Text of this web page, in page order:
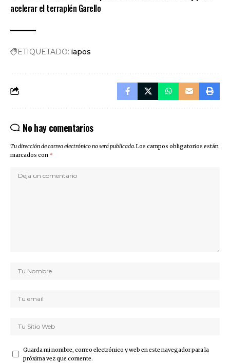
acelerar el terraplén Garello
ETIQUETADO: iapos
No hay comentarios
Tu dirección de correo electrónico no será publicada.Los campos obligatorios están
marcados con *
Guarda mi nombre, correo electrónico y web en este navegador para la
próxima vez que comente.